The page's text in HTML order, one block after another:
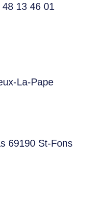
13 46 01
La-Pape
69190 St-Fons